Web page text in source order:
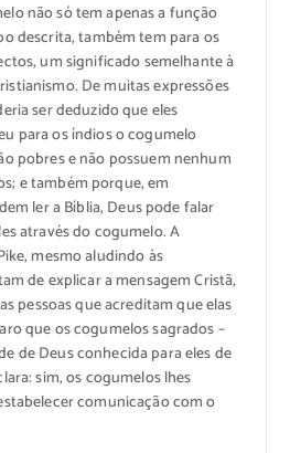
não só tem apenas a função
descrita, também tem para os
um significado semelhante à
De muitas expressões
ser deduzido que eles
para os índios o cogumelo
pobres e não possuem nenhum
e também porque, em
ler a Bíblia, Deus pode falar
através do cogumelo. A
mesmo aludindo às
de explicar a mensagem Cristã,
pessoas que acreditam que elas
que os cogumelos sagrados –
de Deus conhecida para eles de
sim, os cogumelos lhes
comunicação com o